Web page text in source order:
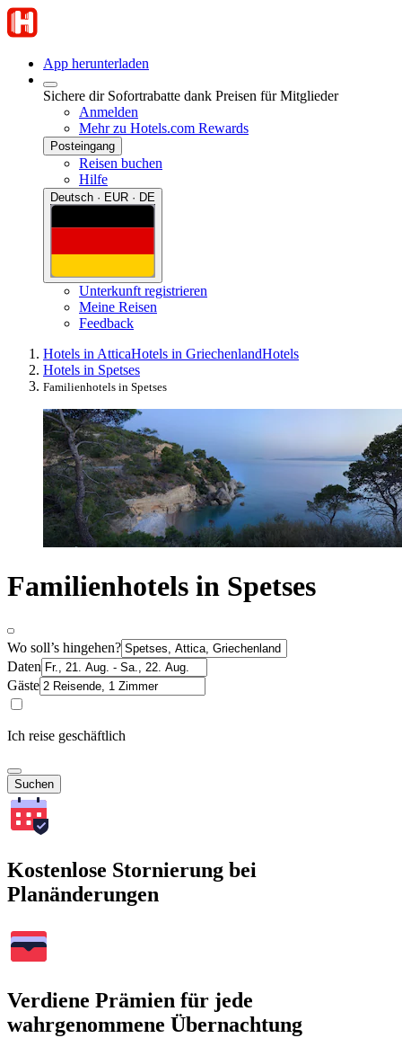
App herunterladen
Sichere dir Sofortrabatte dank Preisen für Mitglieder
Anmelden
Mehr zu Hotels.com Rewards
Posteingang
Reisen buchen
Hilfe
Deutsch · EUR · DE
Unterkunft registrieren
Meine Reisen
Feedback
Hotels in AtticaHotels in GriechenlandHotels
Hotels in Spetses
Familienhotels in Spetses
Familienhotels in Spetses
Wo soll’s hingehen?
Daten
Gäste
Ich reise geschäftlich
Suchen
Kostenlose Stornierung bei
Planänderungen
Verdiene Prämien für jede
wahrgenommene Übernachtung